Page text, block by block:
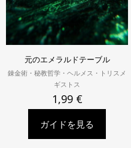
元のエメラルドテーブル
錬金術・秘教哲学・ヘルメス・トリスメ
ギストス
1,99 €
ガイドを見る